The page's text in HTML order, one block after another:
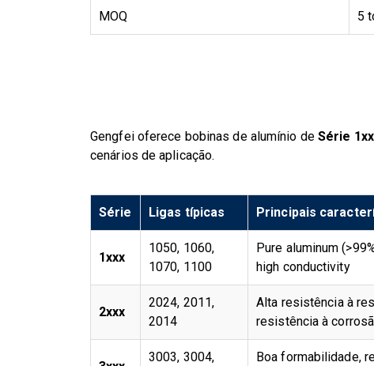
MOQ 5
Gengfei oferece bobinas de alumínio de Série
cenários de aplicação.
Série Ligas típicas Principais
1xxx
1050, 1060,
1070, 1100
Pure aluminum
high conductivity
2xxx
2024, 2011,
2014
Alta resistência à
resistência à
3003, 3004, Boa formabilidade,